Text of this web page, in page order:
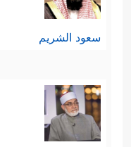
شهادةُ وليدها
الأولى، وهي
الأجواء
عليها السلام
سعود الشريم